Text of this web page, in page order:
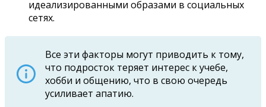
идеализированными образами в социальных
сетях.
Все эти факторы могут приводить к тому,
что подросток теряет интерес к учебе,
хобби и общению, что в свою очередь
усиливает апатию.